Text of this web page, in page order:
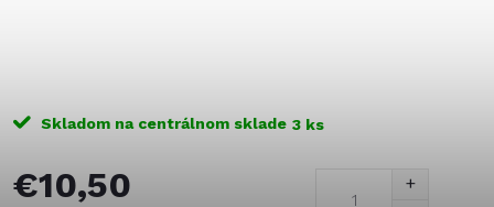
Skladom na centrálnom sklade 3 ks
€10,50